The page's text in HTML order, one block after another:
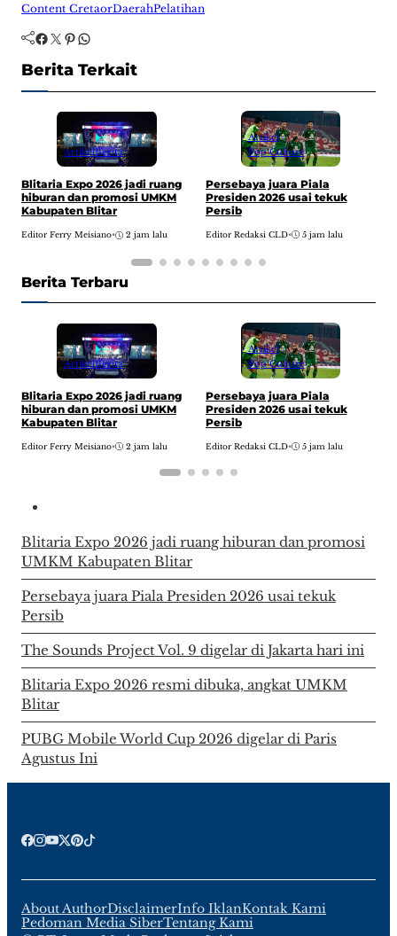
Content CretaorDaerahPelatihan
Facebook Twitter Pinterest WhatsApp
Berita Terkait
ArtikelBerita
Blitaria Expo 2026 jadi ruang
hiburan dan promosi UMKM
Kabupaten Blitar
Editor Ferry Meisiano• 2 jam lalu
Artikel
Pop Culture
Persebaya juara Piala
Presiden 2026 usai tekuk
Persib
Editor Redaksi CLD• 5 jam lalu
Berita Terbaru
ArtikelBerita
Blitaria Expo 2026 jadi ruang
hiburan dan promosi UMKM
Kabupaten Blitar
Editor Ferry Meisiano• 2 jam lalu
Artikel
Pop Culture
Persebaya juara Piala
Presiden 2026 usai tekuk
Persib
Editor Redaksi CLD• 5 jam lalu
Blitaria Expo 2026 jadi ruang hiburan dan promosi
UMKM Kabupaten Blitar
Persebaya juara Piala Presiden 2026 usai tekuk
Persib
The Sounds Project Vol. 9 digelar di Jakarta hari ini
Blitaria Expo 2026 resmi dibuka, angkat UMKM
Blitar
PUBG Mobile World Cup 2026 digelar di Paris
Agustus Ini
About AuthorDisclaimerInfo IklanKontak Kami
Pedoman Media SiberTentang Kami